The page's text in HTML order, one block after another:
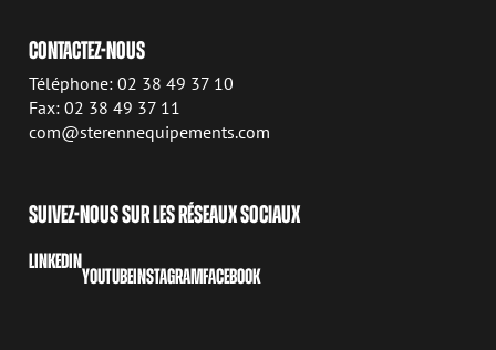
CONTACTEZ-NOUS
Téléphone: 02 38 49 37 10
Fax: 02 38 49 37 11
com@sterennequipements.com
SUIVEZ-NOUS SUR LES RÉSEAUX SOCIAUX
LINKEDIN
YOUTUBEINSTAGRAMFACEBOOK